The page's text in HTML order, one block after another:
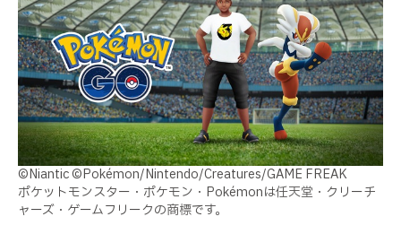
©Niantic ©Pokémon/Nintendo/Creatures/GAME FREAK
ポケットモンスター・ポケモン・Pokémonは任天堂・クリーチ
ャーズ・ゲームフリークの商標です。